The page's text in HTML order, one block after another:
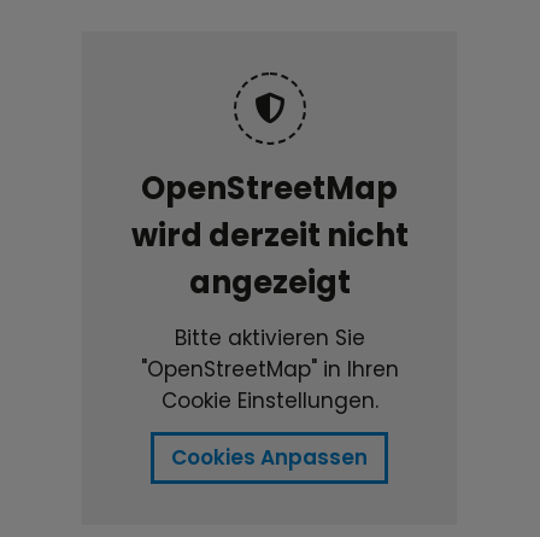
OpenStreetMap
wird derzeit nicht
angezeigt
Bitte aktivieren Sie
"OpenStreetMap" in Ihren
Cookie Einstellungen.
Cookies Anpassen